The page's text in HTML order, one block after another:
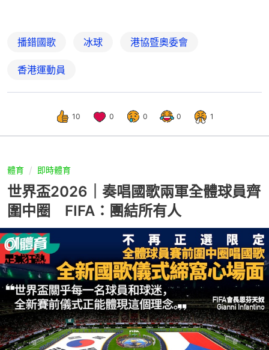
播錯國歌 冰球 港協暨奧委會
香港運動員
10 0 0 0 1
體育 即時體育
世界盃2026｜奏唱國歌兩軍全體球員齊
圍中圈 FIFA：團結所有人